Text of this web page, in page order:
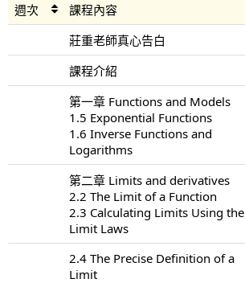
週次 課程內容
莊重老師真心告白
課程介紹
第一章 Functions and Models
1.5 Exponential Functions
1.6 Inverse Functions and
Logarithms
第二章 Limits and derivatives
2.2 The Limit of a Function
2.3 Calculating Limits Using the
Limit Laws
2.4 The Precise Definition of a
Limit